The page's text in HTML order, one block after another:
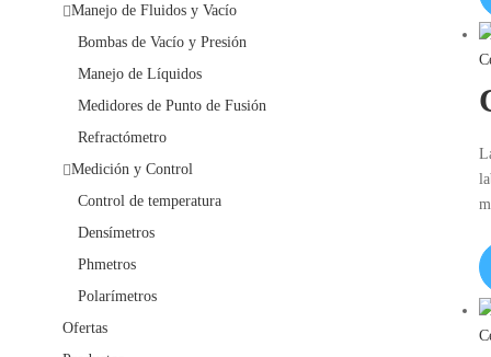
Manejo de Fluidos y Vacío
Bombas de Vacío y Presión
Manejo de Líquidos
Medidores de Punto de Fusión
Refractómetro
Medición y Control
Control de temperatura
Densímetros
Phmetros
Polarímetros
Ofertas